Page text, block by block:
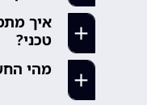
close
נבין
לחשוף
close
איך
טכני?
נכיר
מהי